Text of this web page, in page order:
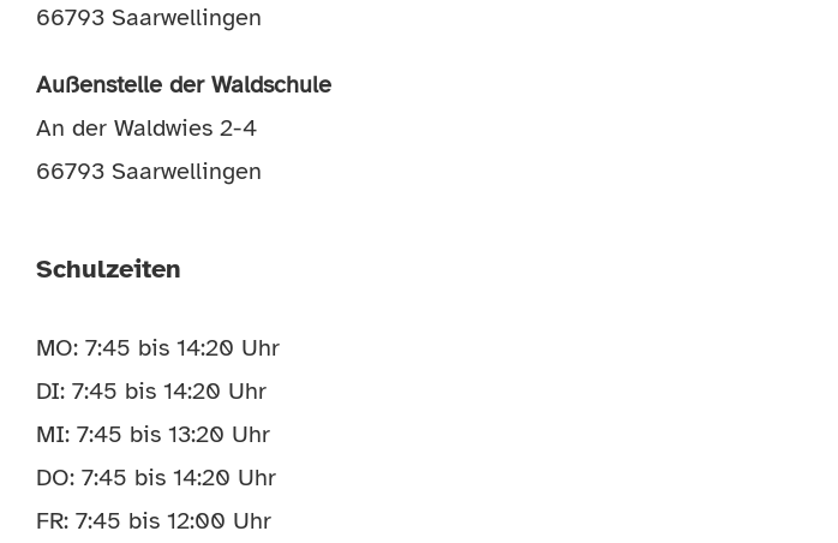
66793 Saarwellingen
Außenstelle der Waldschule
An der Waldwies 2-4
66793 Saarwellingen
Schulzeiten
MO: 7:45 bis 14:20 Uhr
DI: 7:45 bis 14:20 Uhr
MI: 7:45 bis 13:20 Uhr
DO: 7:45 bis 14:20 Uhr
FR: 7:45 bis 12:00 Uhr